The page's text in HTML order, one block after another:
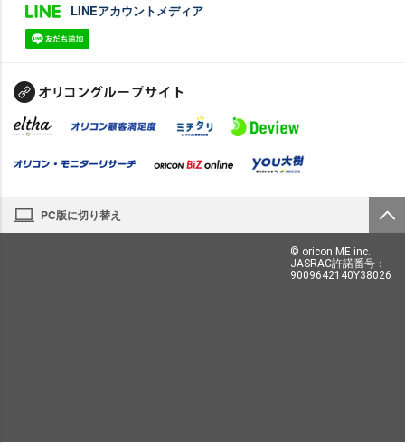
LINEアカウントメディア
PC版に切り替え
© oricon ME inc.
JASRAC許諾番号：
9009642140Y38026